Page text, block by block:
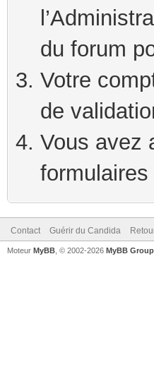
du forum
Votre
de
Vous avez
Contact Guérir du Candida
Moteur MyBB , © 2002-2026 MyBB Group